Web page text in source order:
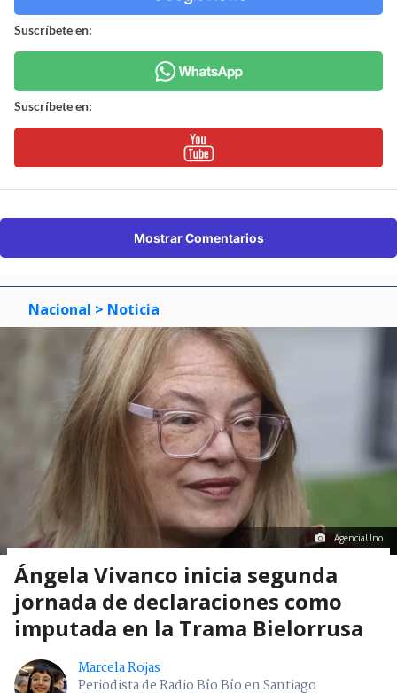
Suscríbete en:
Suscríbete en:
Mostrar Comentarios
Nacional > Noticia
AgenciaUno
Ángela Vivanco inicia segunda
jornada de declaraciones como
imputada en la Trama Bielorrusa
Marcela Rojas
Periodista de Radio Bío Bío en Santiago